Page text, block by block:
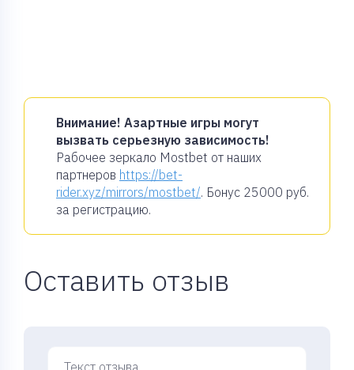
Внимание! Азартные игры могут
вызвать серьезную зависимость!
Рабочее зеркало Mostbet от наших
партнеров https://bet-
rider.xyz/mirrors/mostbet/. Бонус 25000 руб.
за регистрацию.
Оставить отзыв